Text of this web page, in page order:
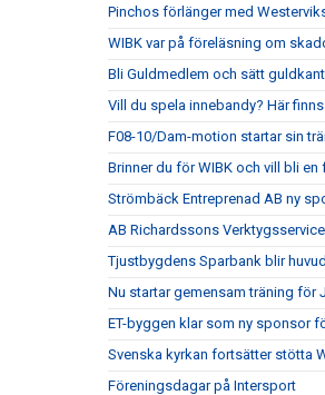
Pinchos förlänger med
WIBK var på föreläsning om
Bli Guldmedlem och sätt
Vill du spela innebandy? Här
F08-10/Dam-motion startar sin
Brinner du för WIBK och vill bli en
Strömbäck Entreprenad AB ny
AB Richardssons
Tjustbygdens Sparbank blir
Nu startar gemensam träning för
ET-byggen klar som ny sponsor
Svenska kyrkan fortsätter stötta
Föreningsdagar på Intersport